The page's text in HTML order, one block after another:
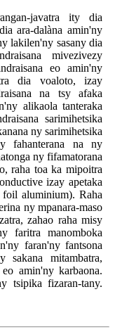
javatra ity dia
ara-dalàna amin'ny
lakilen'ny sasany dia
mivezivezy
eo amin'ny
dia voaloto, izay
na tsy afaka
alikaola tanteraka
sarimihetsika
ny sarimihetsika
fahanterana na ny
ny fifamatorana
raha toa ka mipoitra
izay apetaka
foil aluminium). Raha
ny mpanara-maso
zahao raha misy
faritra manomboka
faran'ny fantsona
sakana mitambatra,
amin'ny karbaona.
tsipika fizaran-tany.